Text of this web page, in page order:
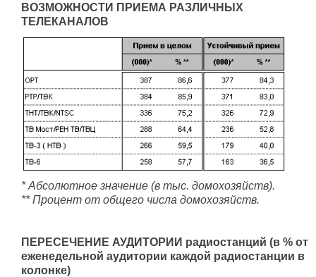
ВОЗМОЖНОСТИ ПРИЕМА РАЗЛИЧНЫХ
ТЕЛЕКАНАЛОВ
* Абсолютное значение (в тыс. домохозяйств).
** Процент от общего числа домохозяйств.
ПЕРЕСЕЧЕНИЕ АУДИТОРИИ радиостанций (в % от
еженедельной аудитории каждой радиостанции в
колонке)